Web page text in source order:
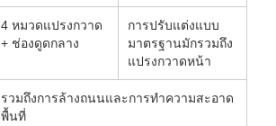
4 หมวดแปรงกวาด
+ ช่องดูดกลาง
การปรับแต่งแบบ
มาตรฐานมักรวมถึง
แปรงกวาดหน้า
รวมถึงการล้างถนนและการทําความสะอาด
พื้นที่